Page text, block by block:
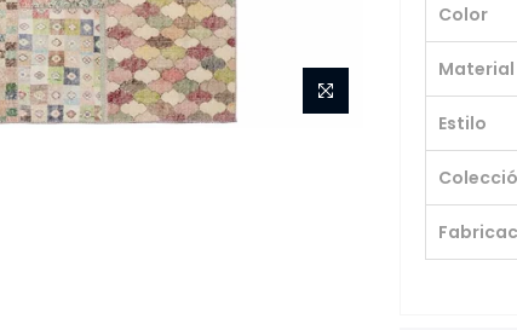
Color
Material
Estilo